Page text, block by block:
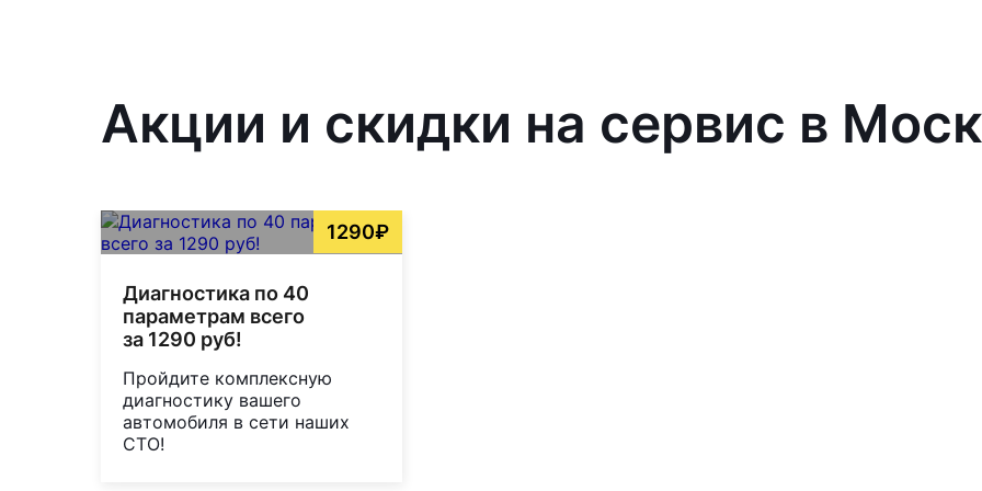
Акции и скидки на сервис в
1290₽
Диагностика по 40
параметрам всего
за 1290 руб!
Пройдите комплексную
диагностику вашего
автомобиля в сети наших
СТО!